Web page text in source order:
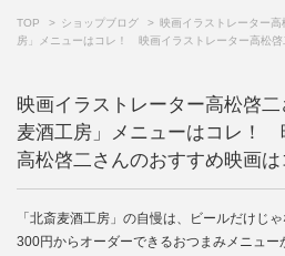
TOP ショップブログ
映画イラストレーター
房」メニューはコレ！ 映画イラストレーター高松
映画イラストレーター高松啓
麦酒工房」メニューはコレ！
高松啓二さんのおすすめ映画
「北斎麦酒工房」の自慢は、ビールだけじゃ
300円からオーダーできるおつまみメニュ